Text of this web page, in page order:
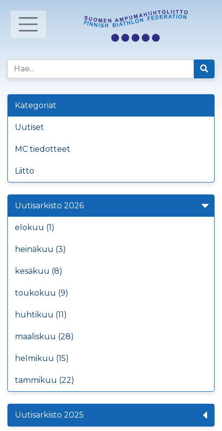
Kategoriat
Uutiset
MC tiedotteet
Liitto
Uutisarkisto 2026
elokuu (1)
heinäkuu (3)
kesäkuu (8)
toukokuu (9)
huhtikuu (11)
maaliskuu (28)
helmikuu (15)
tammikuu (22)
Uutisarkisto 2025